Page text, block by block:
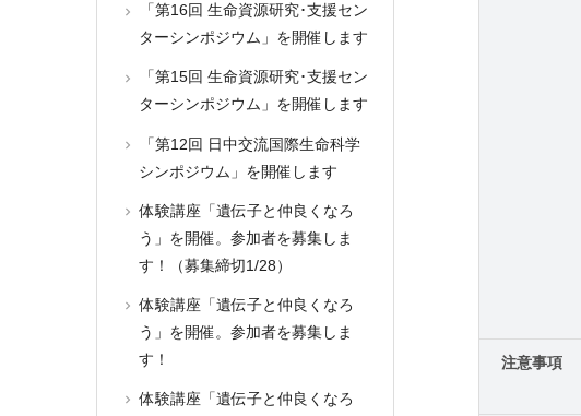
注意事項
「第16回 生命資源研究･支援セン
ターシンポジウム」を開催します
「第15回 生命資源研究･支援セン
ターシンポジウム」を開催します
「第12回 日中交流国際生命科学
シンポジウム」を開催します
体験講座「遺伝子と仲良くなろ
う」を開催。参加者を募集しま
す！（募集締切1/28）
体験講座「遺伝子と仲良くなろ
う」を開催。参加者を募集しま
す！
体験講座「遺伝子と仲良くなろ